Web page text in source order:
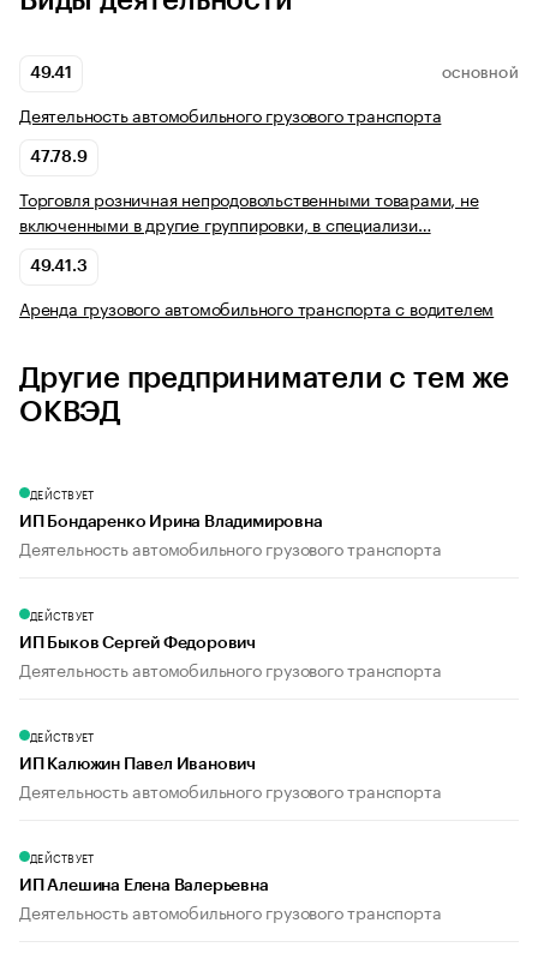
49.41 ОСНОВНОЙ
Деятельность автомобильного грузового транспорта
47.78.9
Торговля розничная непродовольственными товарами, не
включенными в другие группировки, в специализи…
49.41.3
Аренда грузового автомобильного транспорта с водителем
Другие предприниматели с тем же
ОКВЭД
ДЕЙСТВУЕТ
ИП Бондаренко Ирина Владимировна
Деятельность автомобильного грузового транспорта
ДЕЙСТВУЕТ
ИП Быков Сергей Федорович
Деятельность автомобильного грузового транспорта
ДЕЙСТВУЕТ
ИП Калюжин Павел Иванович
Деятельность автомобильного грузового транспорта
ДЕЙСТВУЕТ
ИП Алешина Елена Валерьевна
Деятельность автомобильного грузового транспорта